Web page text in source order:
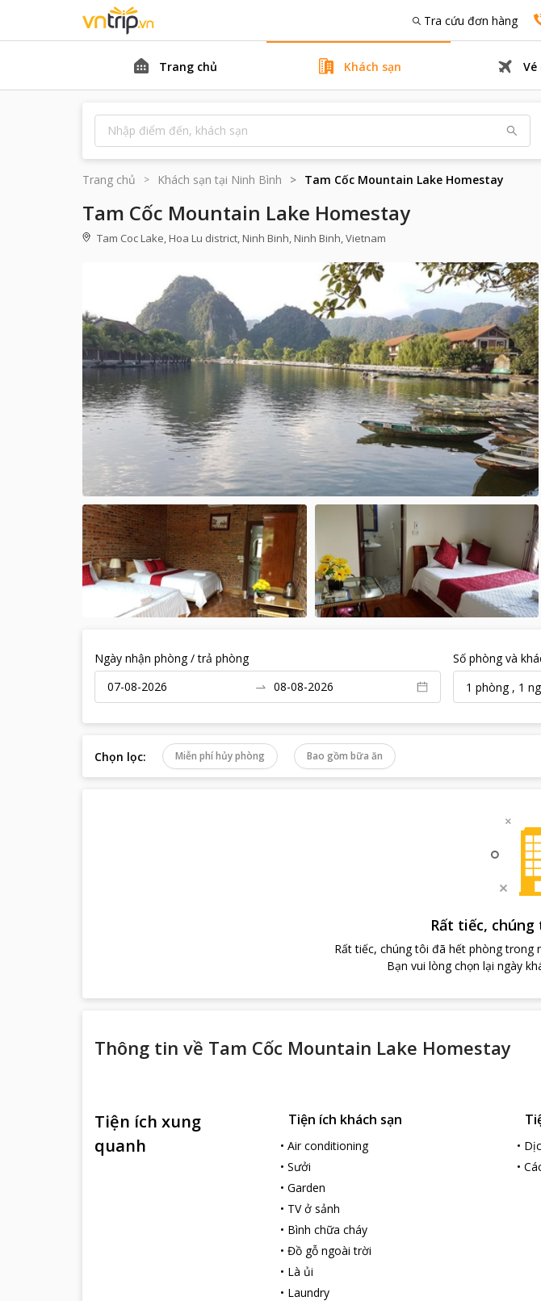
Tra cứu đơn hàng
Trang chủ Khách sạn
Trang chủ Khách sạn tại Ninh Bình Tam Cốc Mountain Lake Homestay
Tam Cốc Mountain Lake Homestay
Tam Coc Lake, Hoa Lu district, Ninh Binh, Ninh Binh, Vietnam
Ngày nhận phòng / trả phòng
Số phòng và
1 phòng, 1
Chọn lọc: Miễn phí hủy phòng Bao gồm bữa ăn
Rất tiếc,
Rất tiếc, chúng tôi đã hết phòng trong
Bạn vui lòng chọn lại ngày
Thông tin về Tam Cốc Mountain Lake Homestay
Tiện ích xung
quanh
Tiện ích khách sạn
• Air conditioning
• Sưởi
• Garden
• TV ở sảnh
• Bình chữa cháy
• Đồ gỗ ngoài trời
• Là ủi
• Laundry
•
•